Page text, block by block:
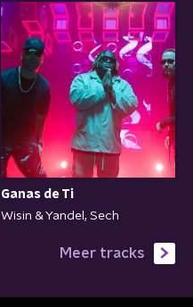
Ganas de Ti
Wisin & Yandel, Sech
Meer tracks